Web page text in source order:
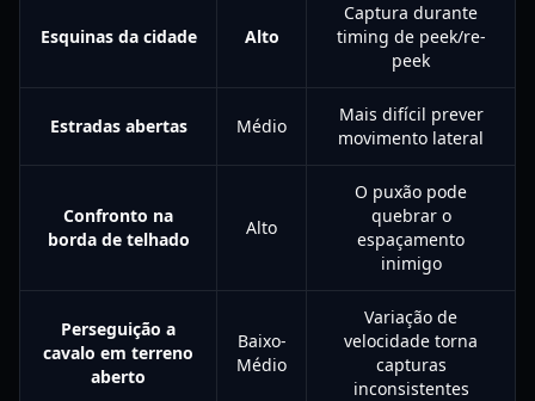
Esquinas da cidade Alto
Captura durante
timing de peek/re-
peek
Estradas abertas Médio
Mais difícil prever
movimento lateral
Confronto na
borda de telhado
Alto
O puxão pode
quebrar o
espaçamento
inimigo
Perseguição a
cavalo em terreno
aberto
Baixo-
Médio
Variação de
velocidade torna
capturas
inconsistentes